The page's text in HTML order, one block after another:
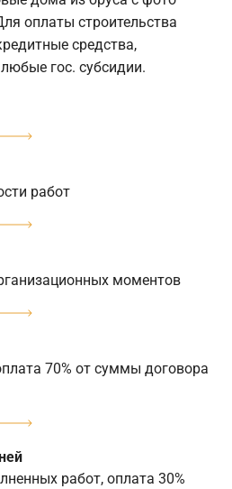
оплаты строительства
средства,
гос. субсидии.
работ
моментов
70% от суммы договора
работ, оплата 30%